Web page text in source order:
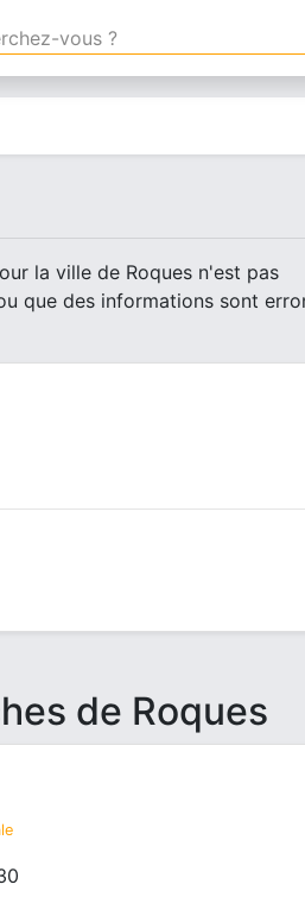
la ville de Roques n'est pas
que des informations sont
de Roques